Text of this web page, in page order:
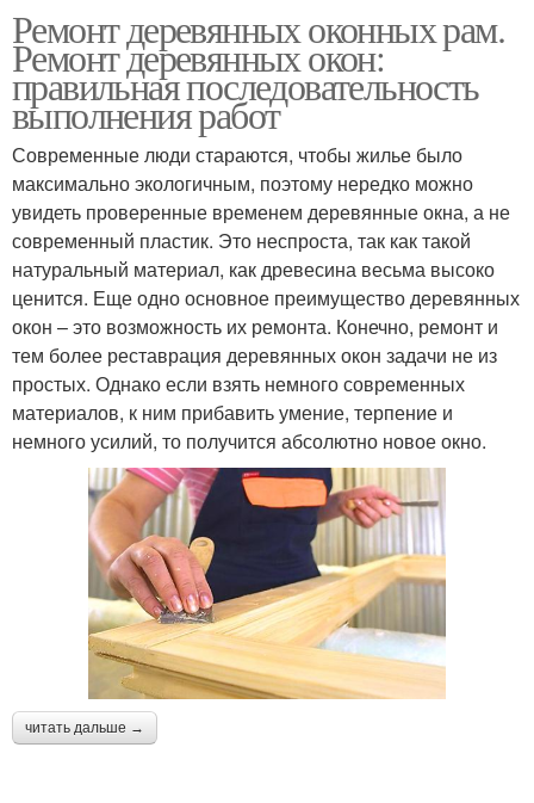
Ремонт деревянных оконных рам.
Ремонт деревянных окон:
правильная последовательность
выполнения работ
Современные люди стараются, чтобы жилье было
максимально экологичным, поэтому нередко можно
увидеть проверенные временем деревянные окна, а не
современный пластик. Это неспроста, так как такой
натуральный материал, как древесина весьма высоко
ценится. Еще одно основное преимущество деревянных
окон – это возможность их ремонта. Конечно, ремонт и
тем более реставрация деревянных окон задачи не из
простых. Однако если взять немного современных
материалов, к ним прибавить умение, терпение и
немного усилий, то получится абсолютно новое окно.
читать дальше →